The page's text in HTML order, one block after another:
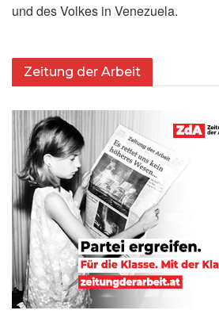
und des Volkes in Venezuela.
Zeitung der Arbeit